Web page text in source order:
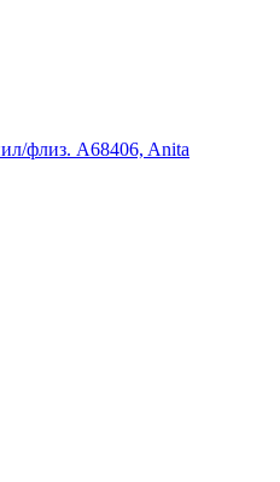
флиз. A68406, Anita